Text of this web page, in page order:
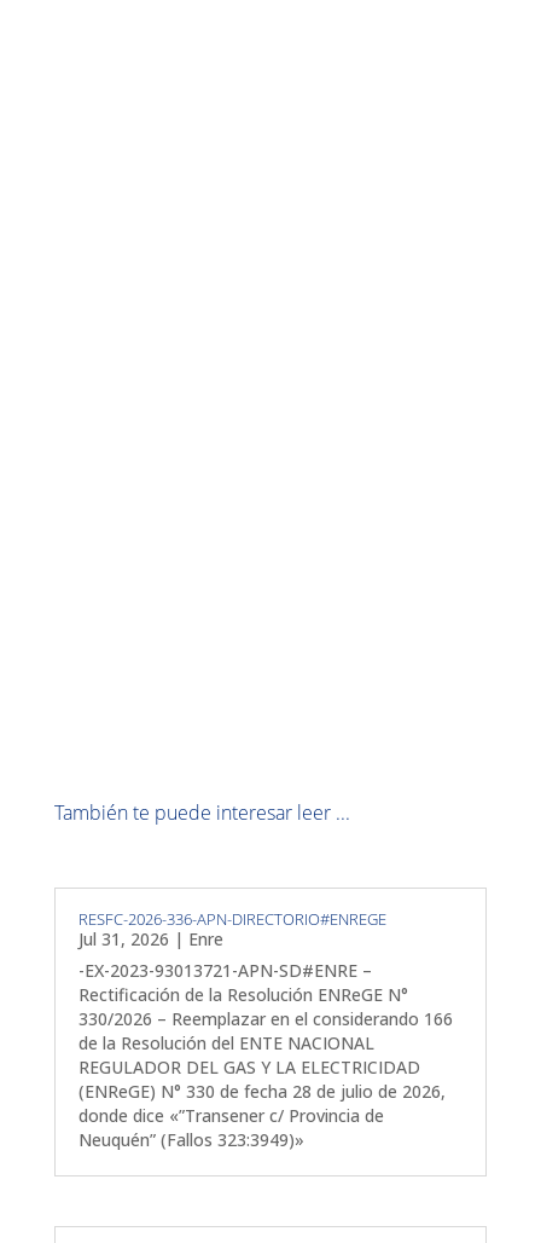
También te puede interesar leer ...
RESFC-2026-336-APN-DIRECTORIO#ENREGE
Jul 31, 2026 | Enre
-EX-2023-93013721-APN-SD#ENRE –
Rectificación de la Resolución ENReGE N°
330/2026 – Reemplazar en el considerando 166
de la Resolución del ENTE NACIONAL
REGULADOR DEL GAS Y LA ELECTRICIDAD
(ENReGE) N° 330 de fecha 28 de julio de 2026,
donde dice «”Transener c/ Provincia de
Neuquén” (Fallos 323:3949)»